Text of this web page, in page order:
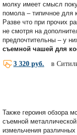
молку имеет смысл
помола – типичное для
Разве что при прочих
не смотря на
предпочтительны – у
съемной чашей для
Также героиня обзора
съемной
измельчения